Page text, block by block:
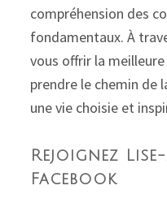
compréhension des
fondamentaux. À
vous offrir la
prendre le chemin de
une vie choisie et
Rejoignez
Facebook